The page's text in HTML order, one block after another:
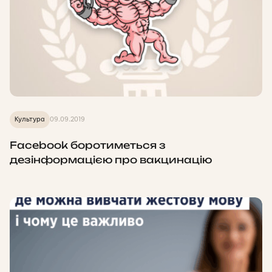
Культура 09.09.2019
Facebook боротиметься з
дезінформацією про вакцинацію